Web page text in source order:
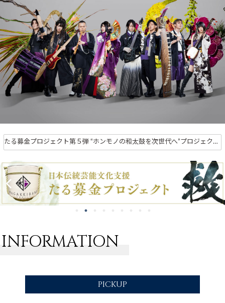
たる募金プロジェクト第５弾 “ホンモノの和太鼓を次世代へ”プロジェクト完了のご報告
INFORMATION
PICKUP